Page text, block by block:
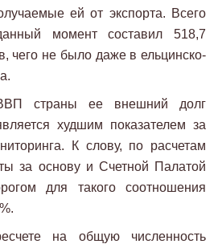
ей от экспорта. Всего
момент составил 518,7
чего не было даже в ельцинско-
страны ее внешний долг
худшим показателем за
К слову, по расчетам
за основу и Счетной Палатой
для такого соотношения
на общую численность